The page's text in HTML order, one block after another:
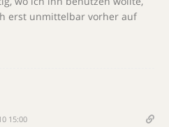
erst unmittelbar vorher auf
15:00